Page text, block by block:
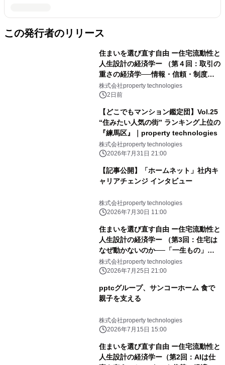
この発行者のリリース
住まいを選び直す自由 ー住宅流動性と
人生設計の経済学ー （第４回：取引の
重さの経済学──情報・信頼・制度を
PropTechはどう組み替えるか）｜
PropTech-Lab
株式会社property technologies
2日前
【どこでもマンション鑑定団】Vol.25
“住みたい人気の街” ランキング上位の
『練馬区』｜property technologies
株式会社property technologies
2026年7月31日 21:00
【記事公開】「ホームネット」社内キ
ャリアチェンジ インタビュー
株式会社property technologies
2026年7月30日 11:00
住まいを選び直す自由 ー住宅流動性と
人生設計の経済学ー （第3回：住宅は
なぜ動かないのか──「一生もの」か
ら「選び直せる資産」へ）｜
PropTech-Lab
株式会社property technologies
2026年7月25日 21:00
pptcグループ、サンコーホーム 食で
親子を支える
株式会社property technologies
2026年7月15日 15:00
住まいを選び直す自由 ー住宅流動性と
人生設計の経済学ー（第2回：AIは仕